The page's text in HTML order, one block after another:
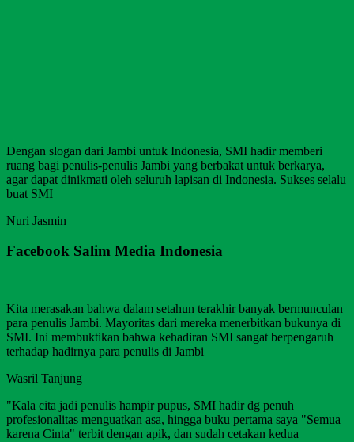
Dengan slogan dari Jambi untuk Indonesia, SMI hadir memberi
ruang bagi penulis-penulis Jambi yang berbakat untuk berkarya,
agar dapat dinikmati oleh seluruh lapisan di Indonesia. Sukses selalu
buat SMI
Nuri Jasmin
Facebook Salim Media Indonesia
Kita merasakan bahwa dalam setahun terakhir banyak bermunculan
para penulis Jambi. Mayoritas dari mereka menerbitkan bukunya di
SMI. Ini membuktikan bahwa kehadiran SMI sangat berpengaruh
terhadap hadirnya para penulis di Jambi
Wasril Tanjung
"Kala cita jadi penulis hampir pupus, SMI hadir dg penuh
profesionalitas menguatkan asa, hingga buku pertama saya "Semua
karena Cinta" terbit dengan apik, dan sudah cetakan kedua